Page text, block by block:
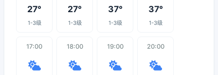
27°
1-3级
27°
1-3级
37°
1-3级
37°
1-3级
17:00 18:00 19:00 20:00